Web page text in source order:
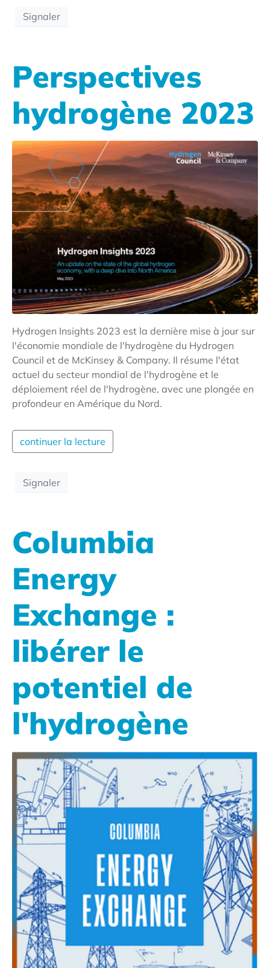
Signaler
Perspectives
hydrogène 2023
Hydrogen Insights 2023 est la dernière mise à jour sur
l'économie mondiale de l'hydrogène du Hydrogen
Council et de McKinsey & Company. Il résume l'état
actuel du secteur mondial de l'hydrogène et le
déploiement réel de l'hydrogène, avec une plongée en
profondeur en Amérique du Nord.
continuer la lecture
Signaler
Columbia
Energy
Exchange :
libérer le
potentiel de
l'hydrogène